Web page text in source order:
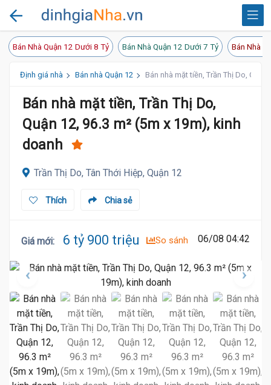
Bán Nhà Quận 12 Dưới 8 Tỷ Bán Nhà Quận 12 Dưới 7 Tỷ Bán Nhà
Định giá nhà Bán nhà Quận 12 Bán nhà mặt tiền, Trần Thị Do,
Bán nhà mặt tiền, Trần Thị Do,
Quận 12, 96.3 m² (5m x 19m), kinh
doanh
Trần Thị Do, Tân Thới Hiệp, Quận 12
Chia sẻ
Thích
Giá mới: 6 tỷ 900 triệu So sánh 06/08 04:42